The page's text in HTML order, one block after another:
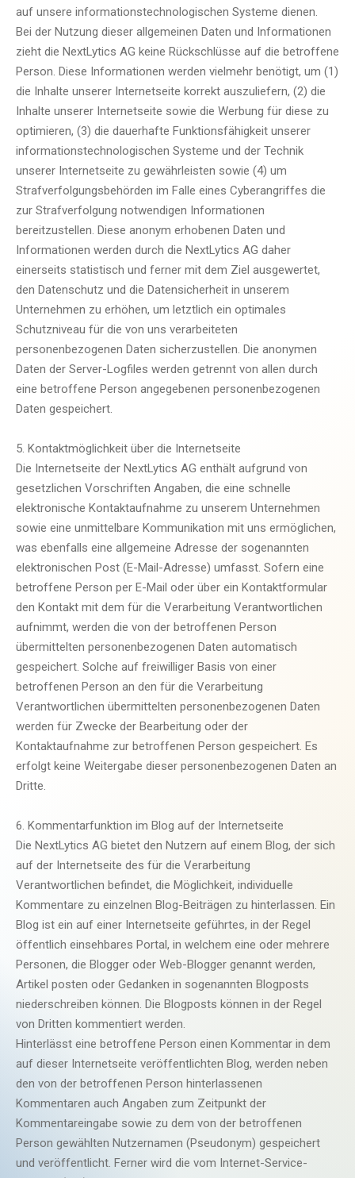
auf unsere informationstechnologischen Systeme dienen.
Bei der Nutzung dieser allgemeinen Daten und Informationen
zieht die NextLytics AG keine Rückschlüsse auf die betroffene
Person. Diese Informationen werden vielmehr benötigt, um (1)
die Inhalte unserer Internetseite korrekt auszuliefern, (2) die
Inhalte unserer Internetseite sowie die Werbung für diese zu
optimieren, (3) die dauerhafte Funktionsfähigkeit unserer
informationstechnologischen Systeme und der Technik
unserer Internetseite zu gewährleisten sowie (4) um
Strafverfolgungsbehörden im Falle eines Cyberangriffes die
zur Strafverfolgung notwendigen Informationen
bereitzustellen. Diese anonym erhobenen Daten und
Informationen werden durch die NextLytics AG daher
einerseits statistisch und ferner mit dem Ziel ausgewertet,
den Datenschutz und die Datensicherheit in unserem
Unternehmen zu erhöhen, um letztlich ein optimales
Schutzniveau für die von uns verarbeiteten
personenbezogenen Daten sicherzustellen. Die anonymen
Daten der Server-Logfiles werden getrennt von allen durch
eine betroffene Person angegebenen personenbezogenen
Daten gespeichert.
5. Kontaktmöglichkeit über die Internetseite
Die Internetseite der NextLytics AG enthält aufgrund von
gesetzlichen Vorschriften Angaben, die eine schnelle
elektronische Kontaktaufnahme zu unserem Unternehmen
sowie eine unmittelbare Kommunikation mit uns ermöglichen,
was ebenfalls eine allgemeine Adresse der sogenannten
elektronischen Post (E-Mail-Adresse) umfasst. Sofern eine
betroffene Person per E-Mail oder über ein Kontaktformular
den Kontakt mit dem für die Verarbeitung Verantwortlichen
aufnimmt, werden die von der betroffenen Person
übermittelten personenbezogenen Daten automatisch
gespeichert. Solche auf freiwilliger Basis von einer
betroffenen Person an den für die Verarbeitung
Verantwortlichen übermittelten personenbezogenen Daten
werden für Zwecke der Bearbeitung oder der
Kontaktaufnahme zur betroffenen Person gespeichert. Es
erfolgt keine Weitergabe dieser personenbezogenen Daten an
Dritte.
6. Kommentarfunktion im Blog auf der Internetseite
Die NextLytics AG bietet den Nutzern auf einem Blog, der sich
auf der Internetseite des für die Verarbeitung
Verantwortlichen befindet, die Möglichkeit, individuelle
Kommentare zu einzelnen Blog-Beiträgen zu hinterlassen. Ein
Blog ist ein auf einer Internetseite geführtes, in der Regel
öffentlich einsehbares Portal, in welchem eine oder mehrere
Personen, die Blogger oder Web-Blogger genannt werden,
Artikel posten oder Gedanken in sogenannten Blogposts
niederschreiben können. Die Blogposts können in der Regel
von Dritten kommentiert werden.
Hinterlässt eine betroffene Person einen Kommentar in dem
auf dieser Internetseite veröffentlichten Blog, werden neben
den von der betroffenen Person hinterlassenen
Kommentaren auch Angaben zum Zeitpunkt der
Kommentareingabe sowie zu dem von der betroffenen
Person gewählten Nutzernamen (Pseudonym) gespeichert
und veröffentlicht. Ferner wird die vom Internet-Service-